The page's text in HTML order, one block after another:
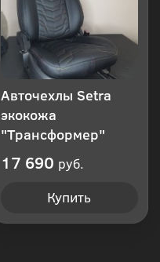
Авточехлы Setra
экокожа
"Трансформер"
17 690 руб.
Купить